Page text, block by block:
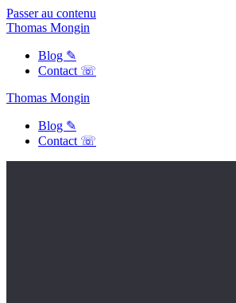
Passer au contenu
Thomas Mongin
Blog ✎
Contact ☏
Thomas Mongin
Blog ✎
Contact ☏